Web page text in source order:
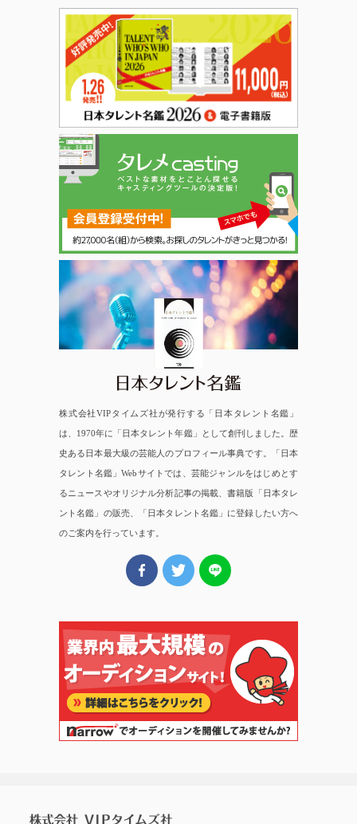
日本タレント名鑑
株式会社VIPタイムズ社が発行する「日本タレント名鑑」
は、1970年に「日本タレント年鑑」として創刊しました。歴
史ある日本最大級の芸能人のプロフィール事典です。「日本
タレント名鑑」Webサイトでは、芸能ジャンルをはじめとす
るニュースやオリジナル分析記事の掲載、書籍版「日本タレ
ント名鑑」の販売、「日本タレント名鑑」に登録したい方へ
のご案内を行っています。